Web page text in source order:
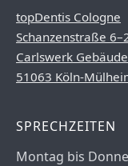
topDentis Cologne
Schanzenstraße
Carlswerk
51063 Köln-
SPRECHZEITEN
Montag bis